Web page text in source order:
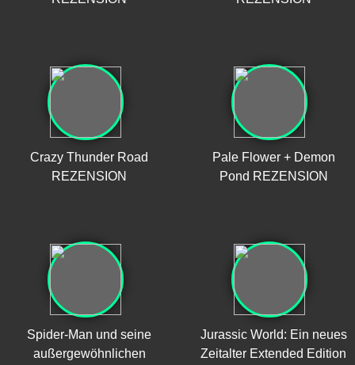
Crazy Thunder Road
REZENSION
Pale Flower + Demon
Pond REZENSION
Spider-Man und seine
außergewöhnlichen
Jurassic World: Ein neues
Zeitalter Extended Edition